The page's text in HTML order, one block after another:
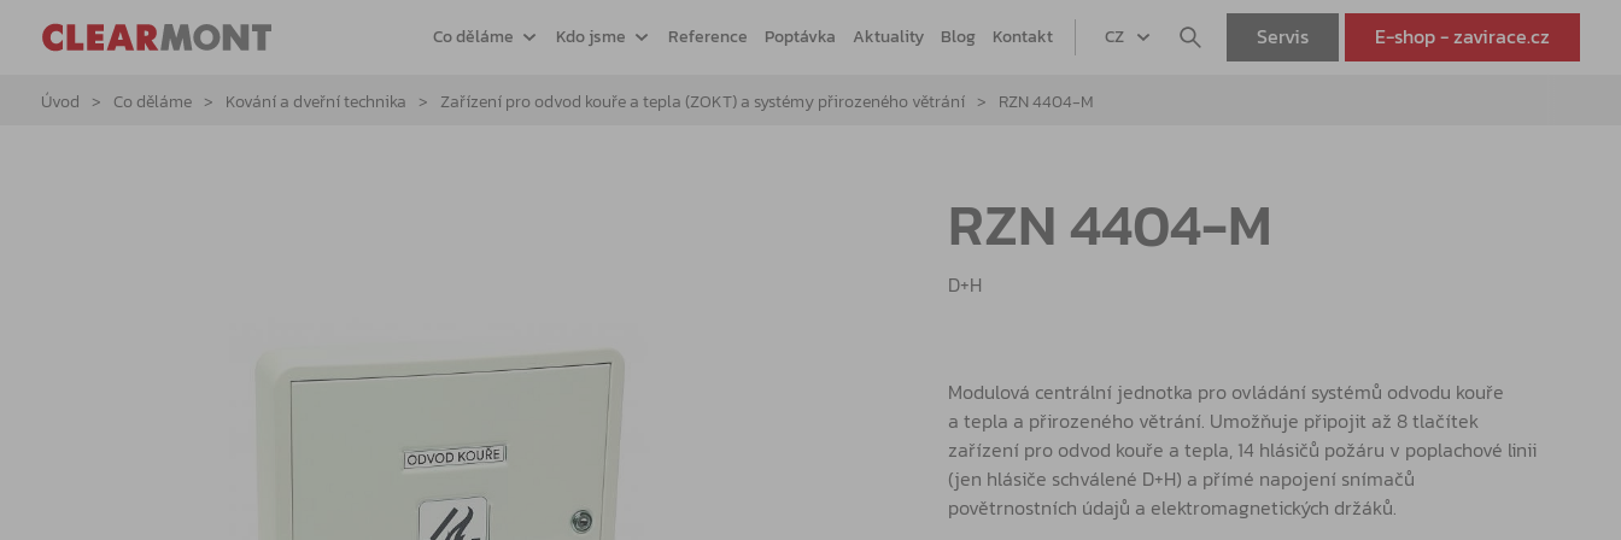
Co děláme Kdo jsme Reference Poptávka Aktuality Blog Kontakt CZ Servis E-shop - zavirace.cz
Úvod Co děláme Kování a dveřní technika Zařízení pro odvod kouře a tepla (ZOKT) a systémy přirozeného větrání RZN 4404-M
RZN 4404-M
D+H
Modulová centrální jednotka pro ovládání systémů odvodu kouře
a tepla a přirozeného větrání. Umožňuje připojit až 8 tlačítek
zařízení pro odvod kouře a tepla, 14 hlásičů požáru v poplachové linii
(jen hlásiče schválené D+H) a přímé napojení snímačů
povětrnostních údajů a elektromagnetických držáků.